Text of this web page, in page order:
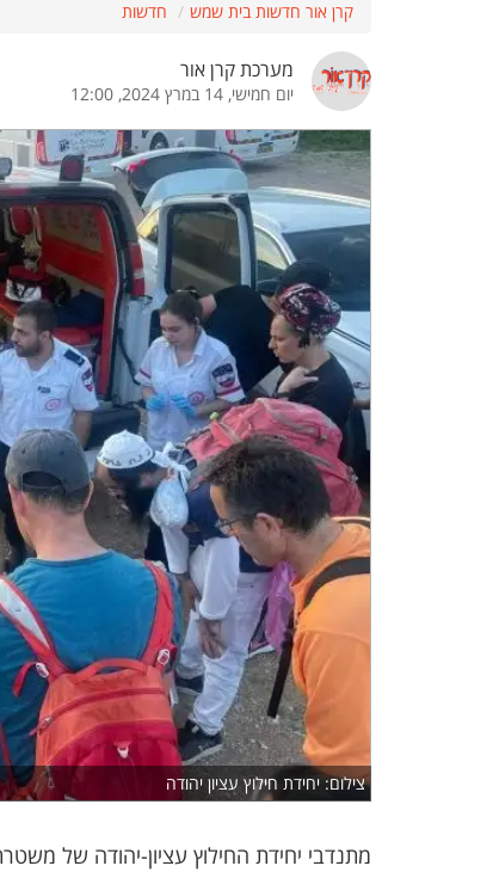
קרן אור חדשות בית שמש חדשות
מערכת קרן אור
יום חמישי, 14 במרץ 2024, 12:00
צילום: יחידת חילוץ עציון יהודה
כיבוי הבהובים התאמת קריאה